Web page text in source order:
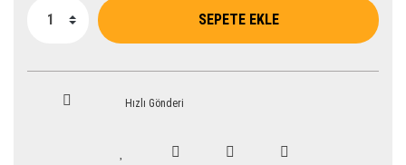
SEPETE EKLE
Hızlı Gönderi